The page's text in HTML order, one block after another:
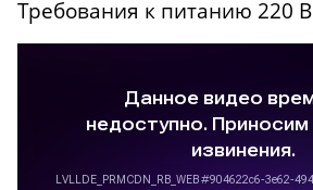
Требования к питанию 220 В